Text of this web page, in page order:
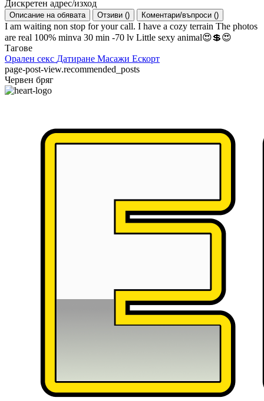
Дискретен адрес/изход
Описание на обявата Отзиви () Коментари/въпроси ()
I am waiting non stop for your call. I have a cozy terrain The photos
are real 100% minva 30 min -70 lv Little sexy animal😍💲😍
Тагове
Орален секс Датиране Масажи Ескорт
page-post-view.recommended_posts
Червен бряг